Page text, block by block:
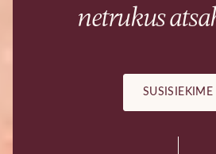
netrukus
SUSISIEKIME